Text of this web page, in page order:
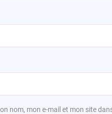
nom, mon e-mail et mon site